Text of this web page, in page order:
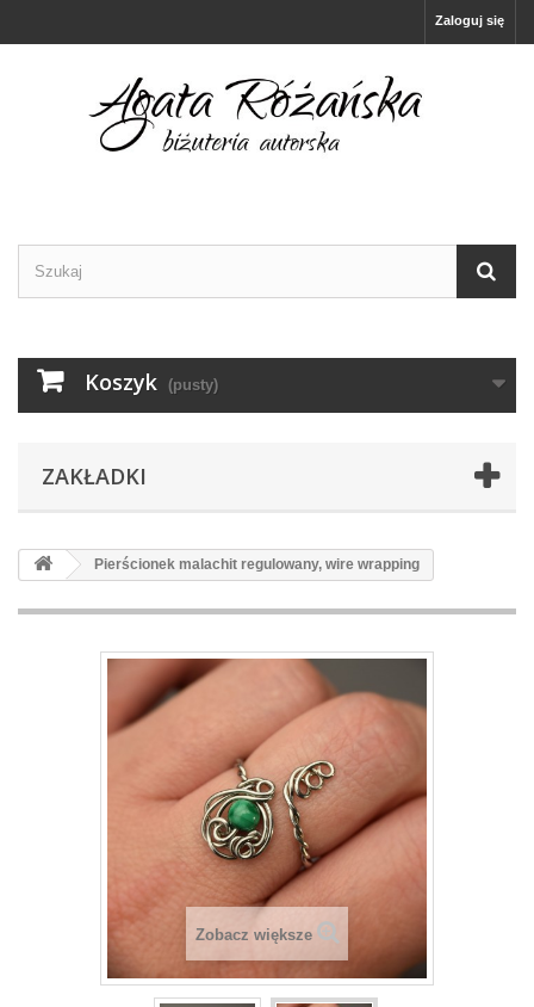
Zaloguj się
Koszyk (pusty)
ZAKŁADKI
Pierścionek malachit regulowany, wire wrapping
Zobacz większe